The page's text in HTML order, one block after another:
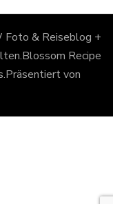
Foto & Reiseblog +
Blossom Recipe
.Präsentiert von